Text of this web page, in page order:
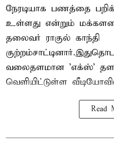
நேரடியாக பணத்தை
உள்ளது என்றும்
தலைவர் ராகுல் காந்தி
வலைதளமான 'எக்ஸ்'
வெளியிட்டுள்ள
Read